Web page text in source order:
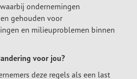
ondernemingen
gehouden voor
en milieuproblemen binnen
voor jou?
deze regels als een last